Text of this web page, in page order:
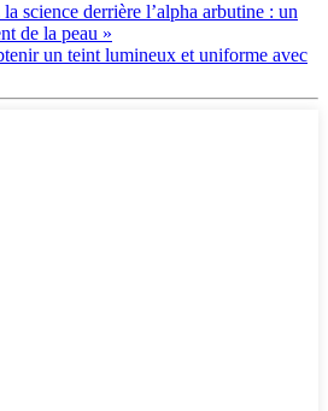
science derrière l’alpha arbutine : un
de la peau »
un teint lumineux et uniforme avec